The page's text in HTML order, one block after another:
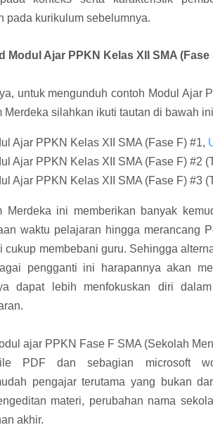
pada kurikulum sebelumnya.
Modul Ajar PPKN Kelas XII SMA
untuk mengunduh contoh Modul Ajar
Merdeka silahkan ikuti tautan di bawah
Ajar PPKN Kelas XII SMA (Fase F) #1,
Ajar PPKN Kelas XII SMA (Fase F) #2
Ajar PPKN Kelas XII SMA (Fase F) #3
Merdeka ini memberikan banyak
waktu pelajaran hingga merancang
cukup membebani guru. Sehingga
pengganti ini harapannya akan
dapat lebih menfokuskan diri
ajar PPKN Fase F SMA (Sekolah
PDF dan sebagian microsoft
pengajar terutama yang bukan
materi, perubahan nama
akhir.